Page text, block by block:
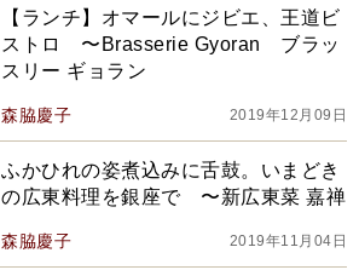
【ランチ】オマールにジビエ、王道ビ
ストロ 〜Brasserie Gyoran ブラッ
スリー ギョラン
森脇慶子 2019年12月09日
ふかひれの姿煮込みに舌鼓。いまどき
の広東料理を銀座で 〜新広東菜 嘉禅
森脇慶子 2019年11月04日